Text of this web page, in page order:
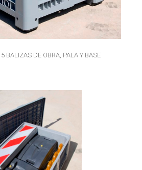
BALIZAS DE OBRA, PALA Y BASE